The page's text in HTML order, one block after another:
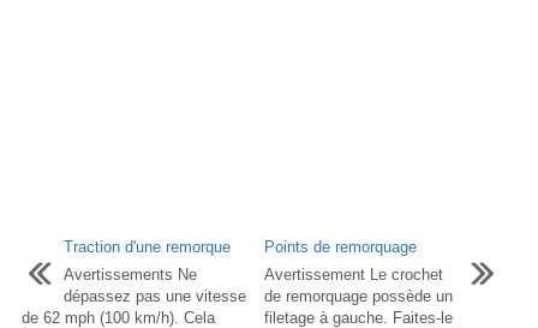
Traction d'une remorque
Avertissements Ne
dépassez pas une vitesse
de 62 mph (100 km/h). Cela
Points de remorquage
Avertissement Le crochet
de remorquage possède un
filetage à gauche. Faites-le